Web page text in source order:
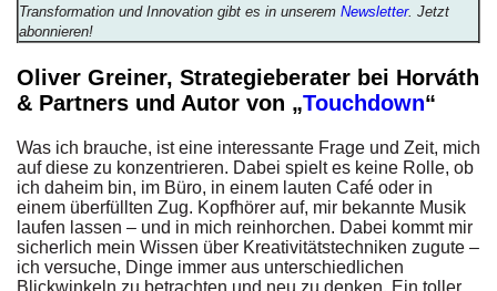
Transformation und Innovation gibt es in unserem Newsletter. Jetzt
abonnieren!
Oliver Greiner, Strategieberater bei Horváth
& Partners und Autor von „Touchdown“
Was ich brauche, ist eine interessante Frage und Zeit, mich
auf diese zu konzentrieren. Dabei spielt es keine Rolle, ob
ich daheim bin, im Büro, in einem lauten Café oder in
einem überfüllten Zug. Kopfhörer auf, mir bekannte Musik
laufen lassen – und in mich reinhorchen. Dabei kommt mir
sicherlich mein Wissen über Kreativitätstechniken zugute –
ich versuche, Dinge immer aus unterschiedlichen